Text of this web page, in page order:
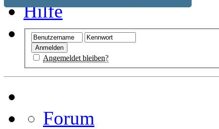
Hilfe
Angemeldet bleiben?
Forum